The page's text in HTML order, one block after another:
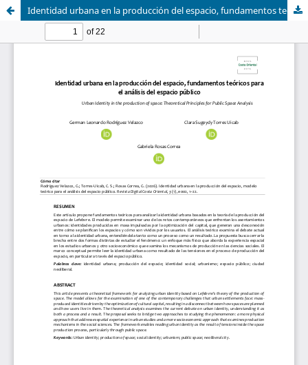
Identidad urbana en la producción del espacio, fundamentos teóricos para el análisis del espacio público